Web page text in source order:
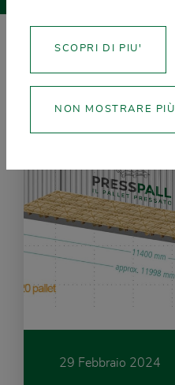
29 Febbraio 2024
SCOPRI DI PIU'
NON MOSTRARE PIÙ